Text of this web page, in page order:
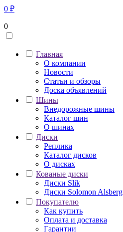
0 ₽
0
Главная
О компании
Новости
Статьи и обзоры
Доска объявлений
Шины
Внедорожные шины
Каталог шин
О шинах
Диски
Реплика
Каталог дисков
О дисках
Кованые диски
Диски Slik
Диски Solomon Alsberg
Покупателю
Как купить
Оплата и доставка
Гарантии